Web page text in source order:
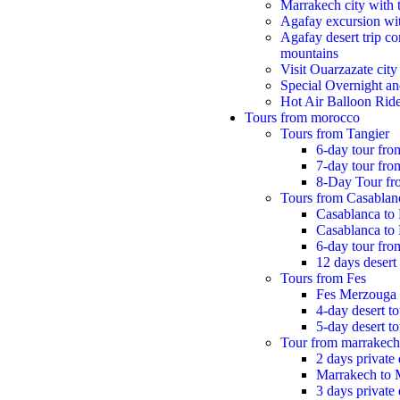
Marrakech city with
Agafay excursion
Agafay desert trip
mountains
Visit Ouarzazate city
Special Overnight
Hot Air Balloon
Tours from morocco
Tours from Tangier
6-day tour
7-day tour
8-Day Tour
Tours from
Casablanca
Casablanca
6-day tour
12 days
Tours from Fes
Fes
4-day desert
5-day desert
Tour from marrakech
2 days private
Marrakech to
3 days private